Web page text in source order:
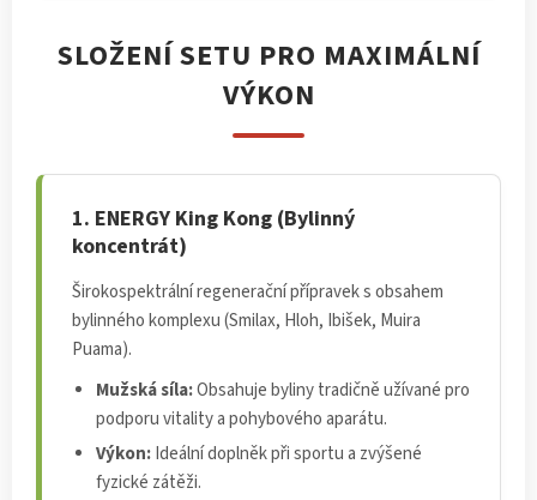
SLOŽENÍ SETU PRO MAXIMÁLNÍ
VÝKON
1. ENERGY King Kong (Bylinný
koncentrát)
Širokospektrální regenerační přípravek s obsahem
bylinného komplexu (Smilax, Hloh, Ibišek, Muira
Puama).
Mužská síla:Obsahuje byliny tradičně užívané pro
podporu vitality a pohybového aparátu.
Výkon:Ideální doplněk při sportu a zvýšené
fyzické zátěži.